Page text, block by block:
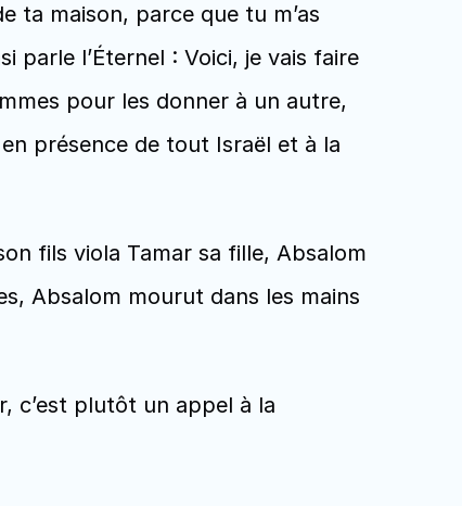
ta maison, parce que tu m’as
parle l’Éternel : Voici, je vais faire
pour les donner à un autre,
présence de tout Israël et à la
fils viola Tamar sa fille, Absalom
Absalom mourut dans les mains
c’est plutôt un appel à la